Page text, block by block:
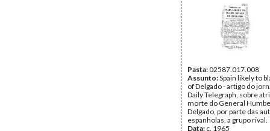
Pasta:02587.017.008
Assunto:Spain likely to
of Delgado - artigo do
Daily Telegraph, sobre
morte do General
Delgado, por parte das
espanholas, a grupo rival.
Data: c. 1965